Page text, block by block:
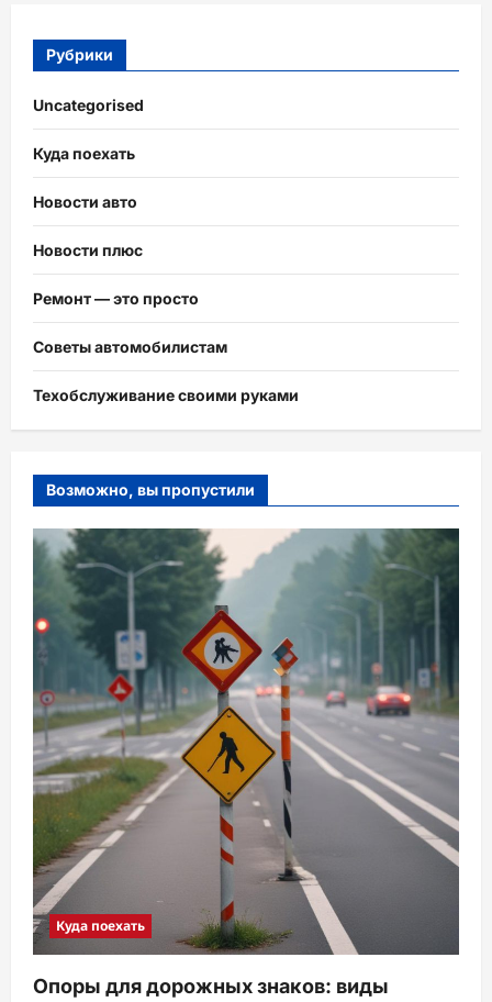
Рубрики
Uncategorised
Куда поехать
Новости авто
Новости плюс
Ремонт — это просто
Советы автомобилистам
Техобслуживание своими руками
Возможно, вы пропустили
Куда поехать
Опоры для дорожных знаков: виды